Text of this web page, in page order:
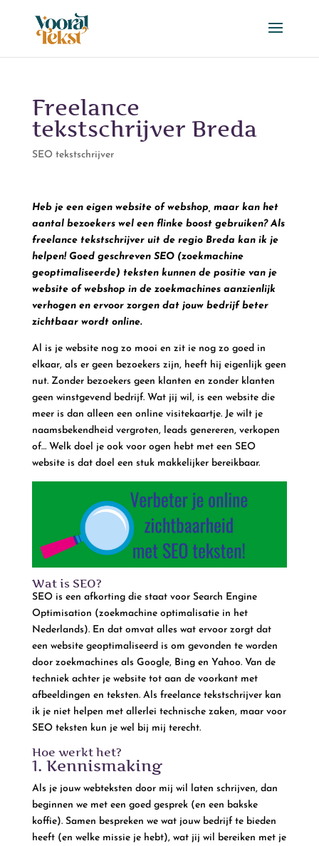
Freelance
tekstschrijver Breda
SEO tekstschrijver
Heb je een eigen website of webshop, maar kan het
aantal bezoekers wel een flinke boost gebruiken? Als
freelance tekstschrijver uit de regio Breda kan ik je
helpen! Goed geschreven SEO (zoekmachine
geoptimaliseerde) teksten kunnen de positie van je
website of webshop in de zoekmachines aanzienlijk
verhogen en ervoor zorgen dat jouw bedrijf beter
zichtbaar wordt online.
Al is je website nog zo mooi en zit ie nog zo goed in
elkaar, als er geen bezoekers zijn, heeft hij eigenlijk geen
nut. Zonder bezoekers geen klanten en zonder klanten
geen winstgevend bedrijf. Wat jij wil, is een website die
meer is dan alleen een online visitekaartje. Je wilt je
naamsbekendheid vergroten, leads genereren, verkopen
of… Welk doel je ook voor ogen hebt met een SEO
website is dat doel een stuk makkelijker bereikbaar.
Wat is SEO?
SEO is een afkorting die staat voor Search Engine
Optimisation (zoekmachine optimalisatie in het
Nederlands). En dat omvat alles wat ervoor zorgt dat
een website geoptimaliseerd is om gevonden te worden
door zoekmachines als Google, Bing en Yahoo. Van de
techniek achter je website tot aan de voorkant met
afbeeldingen en teksten. Als freelance tekstschrijver kan
ik je niet helpen met allerlei technische zaken, maar voor
SEO teksten kun je wel bij mij terecht.
Hoe werkt het?
1. Kennismaking
Als je jouw webteksten door mij wil laten schrijven, dan
beginnen we met een goed gesprek (en een bakske
koffie). Samen bespreken we wat jouw bedrijf te bieden
heeft (en welke missie je hebt), wat jij wil bereiken met je